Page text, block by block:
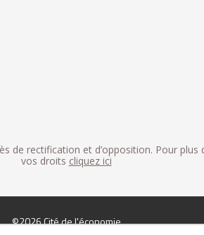
de rectification et d’opposition. Pour plus
vos droits cliquez ici
©2026 Cité de l'économie